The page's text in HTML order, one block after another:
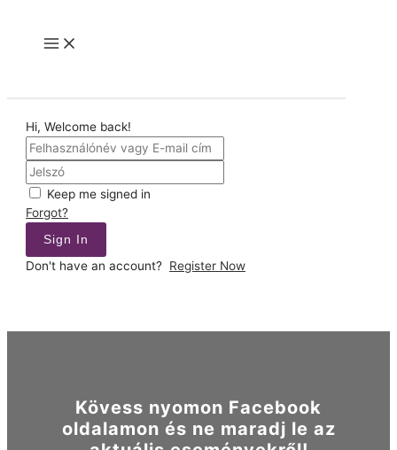
content
Main
Hi, Welcome back!
Keep me signed in
Forgot?
Sign In
Don't have an account? Register Now
Kövess nyomon Facebook
oldalamon és ne maradj le az